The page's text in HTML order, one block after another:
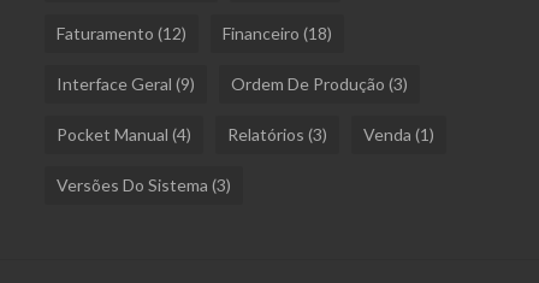
Faturamento (12) Financeiro (18)
Interface Geral (9) Ordem De Produção (3)
Pocket Manual (4) Relatórios (3) Venda (1)
Versões Do Sistema (3)